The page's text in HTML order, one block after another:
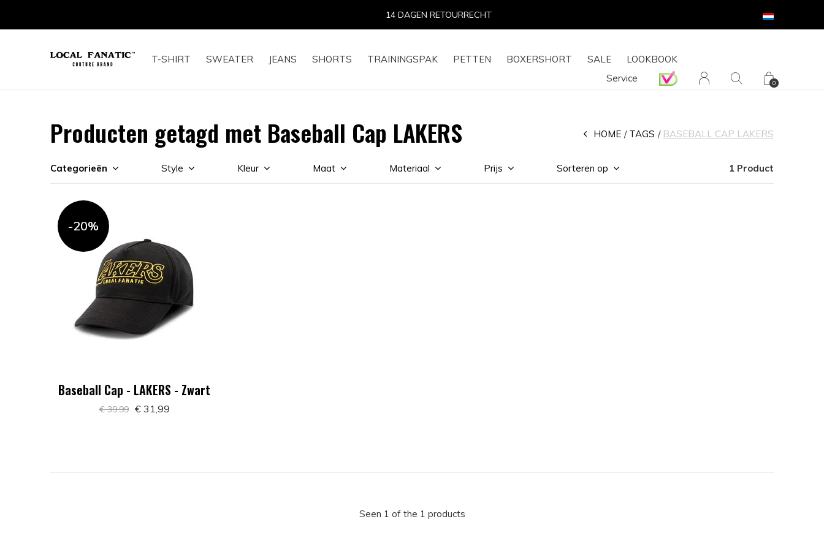
T-SHIRT SWEATER JEANS SHORTS TRAININGSPAK PETTEN BOXERSHORT SALE
LOOKBOOK
Service
0
14 DAGEN RETOURRECHT
Producten getagd met Baseball Cap LAKERS HOME TAGS BASEBALL CAP LAKERS
Categorieën Style Kleur Maat Materiaal Prijs Sorteren op 1 Product
-20%
Baseball Cap - LAKERS - Zwart
€ 39,99 € 31,99
Seen 1 of the 1 products